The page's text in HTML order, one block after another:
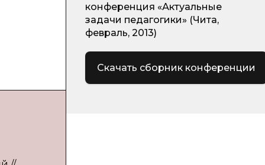
конференция «Актуальные
задачи педагогики» (Чита,
февраль, 2013)
Скачать сборник конференции